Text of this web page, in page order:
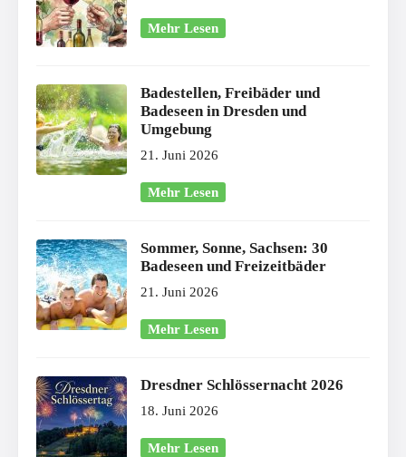
Mehr Lesen
Badestellen, Freibäder und
Badeseen in Dresden und
Umgebung
21. Juni 2026
Mehr Lesen
Sommer, Sonne, Sachsen: 30
Badeseen und Freizeitbäder
21. Juni 2026
Mehr Lesen
Dresdner Schlössernacht 2026
18. Juni 2026
Mehr Lesen